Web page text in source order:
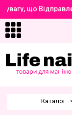
що
Каталог